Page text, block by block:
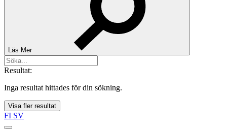
Läs Mer
Resultat:
Inga resultat hittades för din sökning.
Visa fler resultat
FI SV